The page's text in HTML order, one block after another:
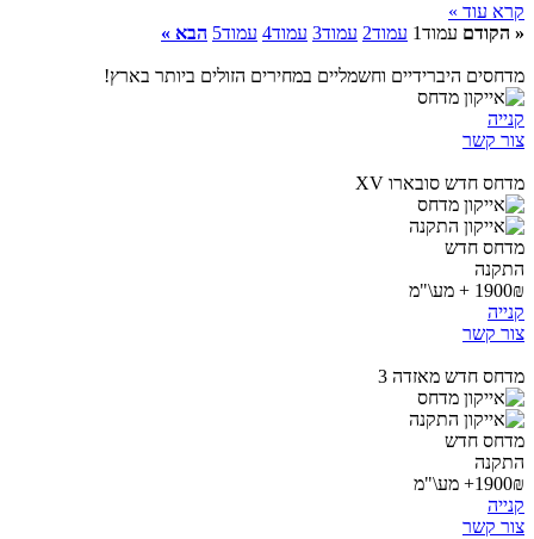
קרא עוד »
« הקודם עמוד1 עמוד2 עמוד3 עמוד4 עמוד5 הבא »
מדחסים היברידיים וחשמליים במחירים הזולים ביותר בארץ!
קנייה
צור קשר
מדחס חדש סובארו XV
מדחס חדש
התקנה
1900₪ + מע\"מ
קנייה
צור קשר
מדחס חדש מאזדה 3
מדחס חדש
התקנה
1900₪+ מע\"מ
קנייה
צור קשר